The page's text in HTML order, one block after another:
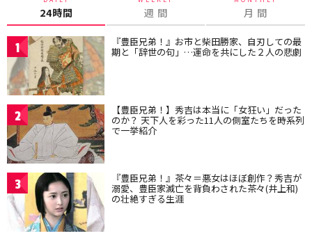
24時間 週 間 月 間
1 『豊臣兄弟！』お市と柴田勝家、自刃しての最
期と「辞世の句」…運命を共にした２人の悲劇
2 【豊臣兄弟！】秀吉は本当に「女狂い」だった
のか？ 天下人を彩った11人の側室たちを時系列
で一挙紹介
3 『豊臣兄弟！』茶々＝悪女はほぼ創作？秀吉が
溺愛、豊臣家滅亡を背負わされた茶々(井上和)
の壮絶すぎる生涯